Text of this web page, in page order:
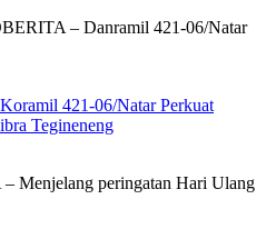
– Danramil 421-06/Natar
421-06/Natar Perkuat
Tegineneng
Menjelang peringatan Hari Ulang